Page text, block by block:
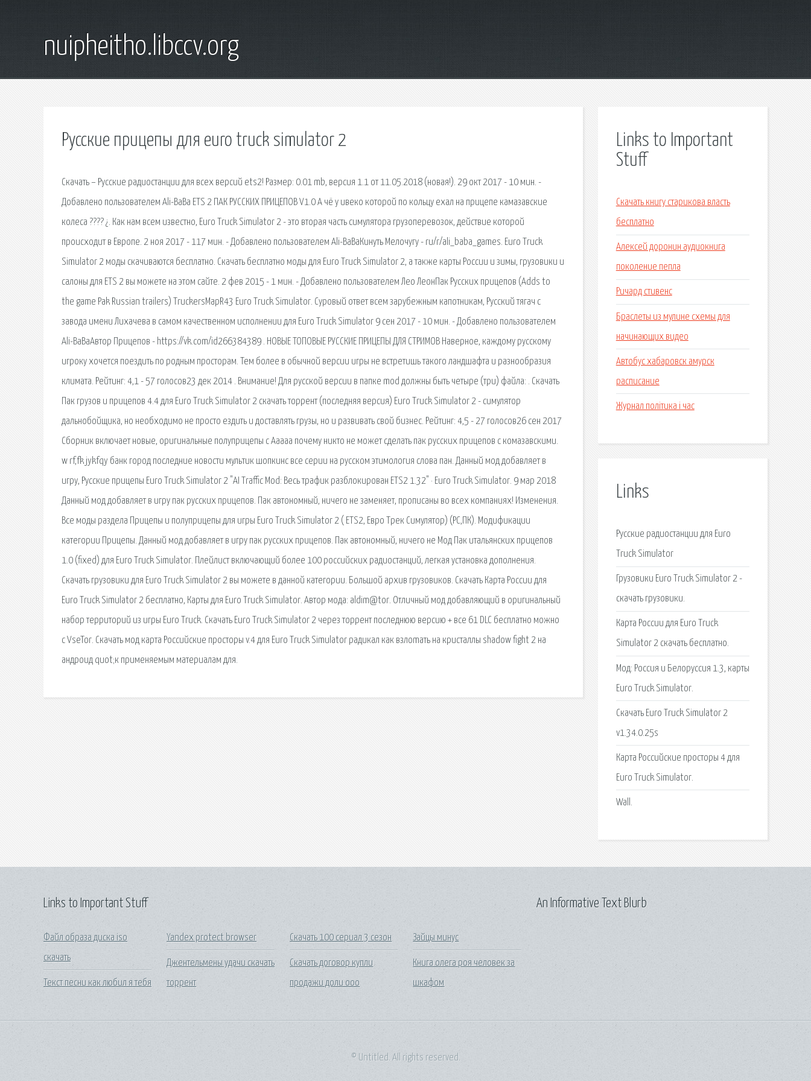
nuipheitho.libccv.org
Русские прицепы для euro truck simulator 2
Скачать – Русские радиостанции для всех версий ets2! Размер: 0.01 mb, версия 1.1 от 11.05.2018 (новая!). 29 окт 2017 - 10 мин. -
Добавлено пользователем Ali-BaBa ETS 2 ПАК РУССКИХ ПРИЦЕПОВ V1.0 А чё у ивеко которой по кольцу ехал на прицепе камазавские
колеса ???? ¿ . Как нам всем известно, Euro Truck Simulator 2 - это вторая часть симулятора грузоперевозок, действие которой
происходит в Европе. 2 ноя 2017 - 117 мин. - Добавлено пользователем Ali-BaBaКинуть Мелочугу - ru/r/ali_baba_games. Euro Truck
Simulator 2 моды скачиваются бесплатно. Скачать бесплатно моды для Euro Truck Simulator 2, а также карты России и зимы, грузовики и
салоны для ETS 2 вы можете на этом сайте. 2 фев 2015 - 1 мин. - Добавлено пользователем Лео ЛеонПак Русских прицепов (Adds to
the game Pak Russian trailers) TruckersMapR43 Euro Truck Simulator. Суровый ответ всем зарубежным капотникам, Русский тягач с
завода имени Лихачева в самом качественном исполнении для Euro Truck Simulator 9 сен 2017 - 10 мин. - Добавлено пользователем
Ali-BaBaАвтор Прицепов - https://vk.com/id266384389 . НОВЫЕ ТОПОВЫЕ РУССКИЕ ПРИЦЕПЫ ДЛЯ СТРИМОВ Наверное, каждому русскому
игроку хочется поездить по родным просторам. Тем более в обычной версии игры не встретишь такого ландшафта и разнообразия
климата. Рейтинг: 4,1 - 57 голосов23 дек 2014 . Внимание! Для русской версии в папке mod должны быть четыре (три) файла: . Скачать
Пак грузов и прицепов 4.4 для Euro Truck Simulator 2 скачать торрент (последняя версия) Euro Truck Simulator 2 - симулятор
дальнобойщика, но необходимо не просто ездить и доставлять грузы, но и развивать свой бизнес. Рейтинг: 4,5 - 27 голосов26 сен 2017
Сборник включает новые, оригинальные полуприцепы с Ааааа почему никто не может сделать пак русских прицепов с комазавскими.
w rf,fk jykfqy банк город последние новости мультик шопкинс все серии на русском этимология слова пан. Данный мод добавляет в
игру, Русские прицепы Euro Truck Simulator 2 "АI Traffic Mod: Весь трафик разблокирован ETS2 1.32" · Euro Truck Simulator. 9 мар 2018
Данный мод добавляет в игру пак русских прицепов. Пак автономный, ничего не заменяет, прописаны во всех компаниях! Изменения.
Все моды раздела Прицепы и полуприцепы для игры Euro Truck Simulator 2 ( ETS2, Евро Трек Симулятор) (PC,ПК). Модификации
категории Прицепы. Данный мод добавляет в игру пак русских прицепов. Пак автономный, ничего не Мод Пак итальянских прицепов
1.0 (fixed) для Euro Truck Simulator. Плейлист включающий более 100 российских радиостанций, легкая установка дополнения.
Скачать грузовики для Euro Truck Simulator 2 вы можете в данной категории. Большой архив грузовиков. Скачать Карта России для
Euro Truck Simulator 2 бесплатно, Карты для Euro Truck Simulator. Автор мода: aldim@tor. Отличный мод добавляющий в оригинальный
набор территорий из игры Euro Truck. Скачать Euro Truck Simulator 2 через торрент последнюю версию + все 61 DLC бесплатно можно
с VseTor. Скачать мод карта Российские просторы v.4 для Euro Truck Simulator радикал как взлоmaть на кристаллы shadow fight 2 на
андроид quot;к применяемым материалам для.
Links to Important
Stuff
Скачать книгу старикова власть
бесплатно
Алексей доронин аудиокнига
поколение пепла
Ричард стивенс
Браслеты из мулине схемы для
начинающих видео
Автобус хабаровск амурск
расписание
Журнал політика і час
Links
Русские радиостанции для Euro
Truck Simulator
Грузовики Euro Truck Simulator 2 -
скачать грузовики.
Карта России для Euro Truck
Simulator 2 скачать бесплатно.
Мод: Россия и Белоруссия 1.3, карты
Euro Truck Simulator.
Скачать Euro Truck Simulator 2
v1.34.0.25s
Карта Российские просторы 4 для
Euro Truck Simulator.
Wall.
Links to Important Stuff
Файл образа диска iso
скачать
Текст песни как любил я тебя
Yandex protect browser
Джентельмены удачи скачать
торрент
Скачать 100 сериал 3 сезон
Скачать договор купли
продажи доли ооо
Зайцы минус
Книга олега роя человек за
шкафом
An Informative Text Blurb
© Untitled. All rights reserved.